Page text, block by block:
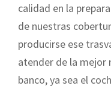
calidad en la
de nuestras
producirse ese
atender de la mejor
banco, ya sea el